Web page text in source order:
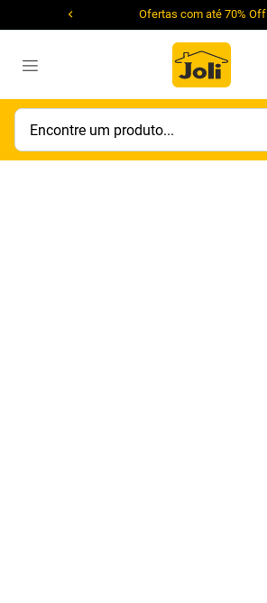
Ofertas com até 70% Off
Encontre um produto...